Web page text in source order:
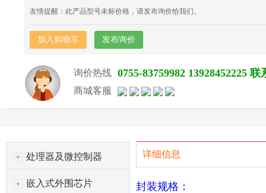
友情提醒：此产品型号未标价格，请发布询价给我们。
加入购物车 发布询价
询价热线 0755-83759982 13928452225
商城客服
处理器及微控制器
嵌入式外围芯片
详细信息
封装规格：